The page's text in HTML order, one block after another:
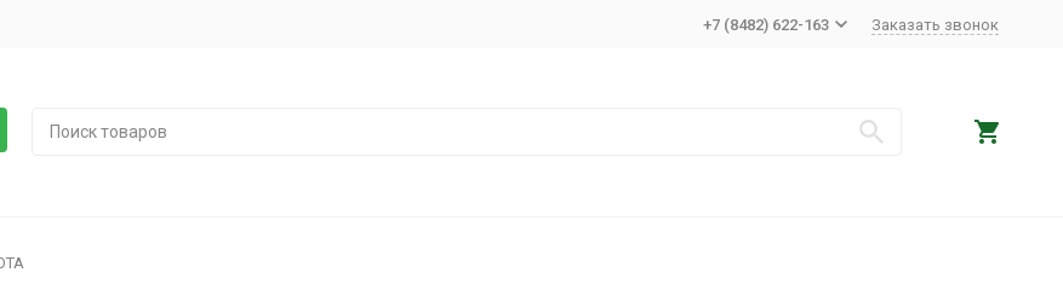
+7 (8482) 622-163 Заказать звонок